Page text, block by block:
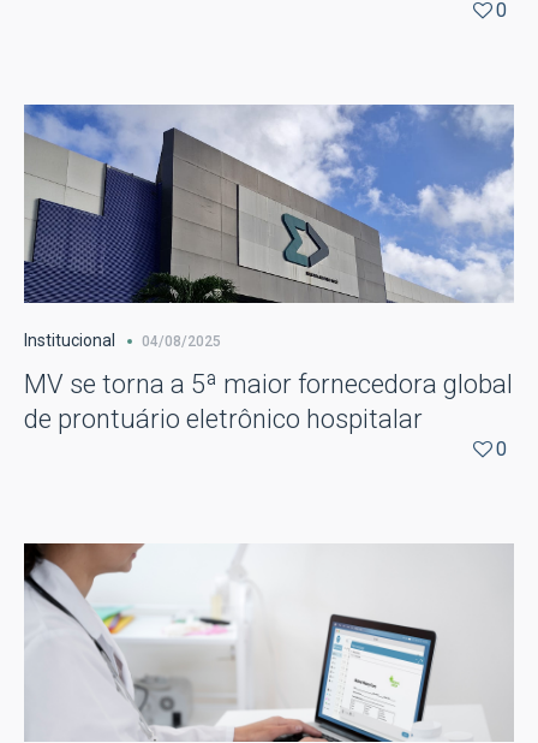
0
Institucional 04/08/2025
MV se torna a 5ª maior fornecedora global
de prontuário eletrônico hospitalar
0